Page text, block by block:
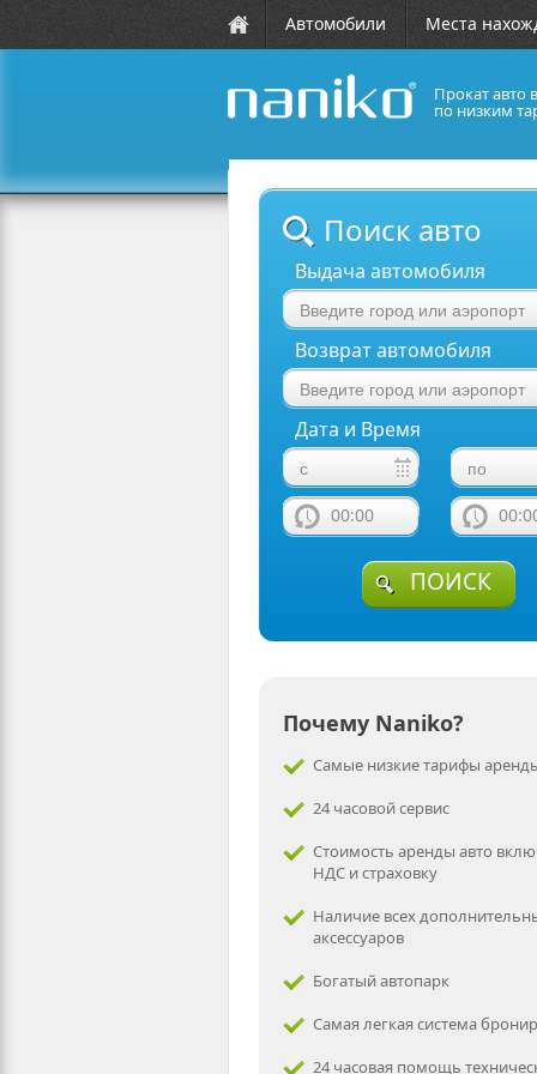
Автомобили Места
Прокат авто
по низким
Поиск авто
Выдача автомобиля
Возврат автомобиля
Дата и Время
00:00
ПОИСК
Почему Naniko?
Самые низкие тарифы
24 часовой сервис
Стоимость аренды авто
НДС и страховку
Наличие всех
аксессуаров
Богатый автопарк
Самая легкая система
24 часовая помощь